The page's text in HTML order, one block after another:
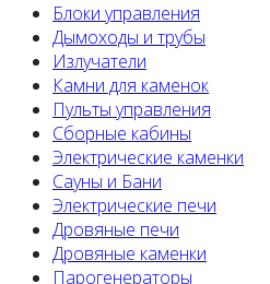
Блоки управления
Дымоходы и трубы
Излучатели
Камни для каменок
Пульты управления
Сборные кабины
Электрические каменки
Сауны и Бани
Электрические печи
Дровяные печи
Дровяные каменки
Парогенераторы